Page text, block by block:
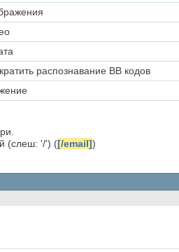
распознавание BB кодов
(слеш: '/') ([/email])